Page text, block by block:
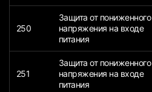
250
Защита от пониженного
напряжения на входе
питания
251
Защита от пониженного
напряжения на входе
питания